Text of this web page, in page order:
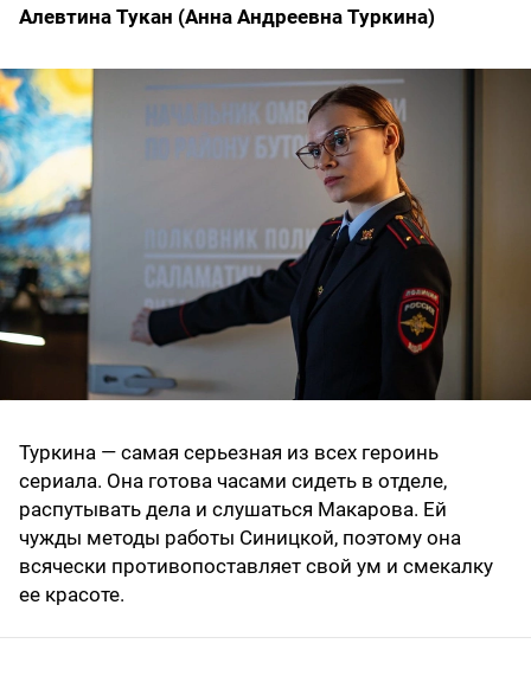
Алевтина Тукан (Анна Андреевна Туркина)
Туркина — самая серьезная из всех героинь
сериала. Она готова часами сидеть в отделе,
распутывать дела и слушаться Макарова. Ей
чужды методы работы Синицкой, поэтому она
всячески противопоставляет свой ум и смекалку
ее красоте.